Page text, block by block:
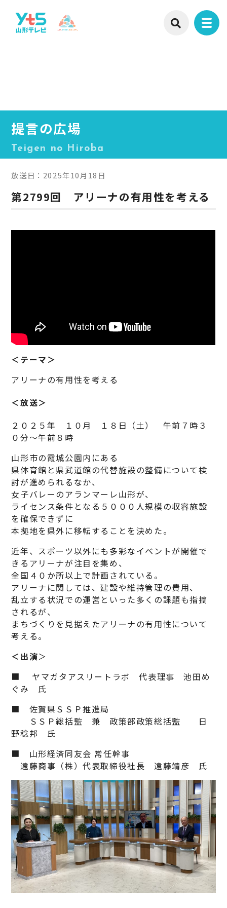
提言の広場
Teigen no Hiroba
放送日：2025年10月18日
第2799回 アリーナの有用性を考える
＜テーマ＞
アリーナの有用性を考える
＜放送＞
２０２５年 １０月 １８日（土） 午前７時３
０分～午前８時
山形市の霞城公園内にある
県体育館と県武道館の代替施設の整備について検
討が進められるなか、
女子バレーのアランマーレ山形が、
ライセンス条件となる５０００人規模の収容施設
を確保できずに
本拠地を県外に移転することを決めた。
近年、スポーツ以外にも多彩なイベントが開催で
きるアリーナが注目を集め、
全国４０か所以上で計画されている。
アリーナに関しては、建設や維持管理の費用、
乱立する状況での運営といった多くの課題も指摘
されるが、
まちづくりを見据えたアリーナの有用性について
考える。
＜出演＞
■ ヤマガタアスリートラボ 代表理事 池田め
ぐみ 氏
■ 佐賀県ＳＳＰ推進局
ＳＳＰ総括監 兼 政策部政策総括監 日
野稔邦 氏
■ 山形経済同友会 常任幹事
遠藤商事（株）代表取締役社長 遠藤靖彦 氏